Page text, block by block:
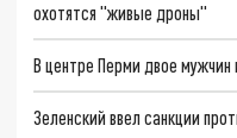
охотятся "живые дроны"
В центре Перми двое мужчин
Зеленский ввел санкции